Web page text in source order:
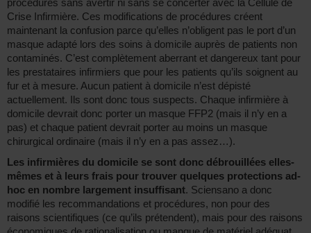
procédures sans avertir ni sans se concerter avec la Cellule de
Crise Infirmière. Ces modifications de procédures créent
maintenant la confusion parce qu’elles n’obligent pas le port d’un
masque adapté lors des soins à domicile auprès de patients non
contaminés. C’est complètement aberrant et dangereux tant pour
les prestataires infirmiers que pour les patients qu’ils soignent au
fur et à mesure. Aucun patient à domicile n’est dépisté
actuellement. Ils sont donc tous suspects. Chaque infirmière à
domicile devrait donc porter un masque FFP2 (mais il n’y en a
pas) et chaque patient devrait porter au moins un masque
chirurgical ordinaire (mais il n’y en a pas assez…).
Les infirmières du domicile se sont donc débrouillées elles-
mêmes et à leurs frais pour trouver quelques protections ad-
hoc en nombre largement insuffisant. Sciensano a donc
modifié les recommandations et procédures, non pour des
raisons scientifiques (ce qu’ils prétendent), mais pour des raisons